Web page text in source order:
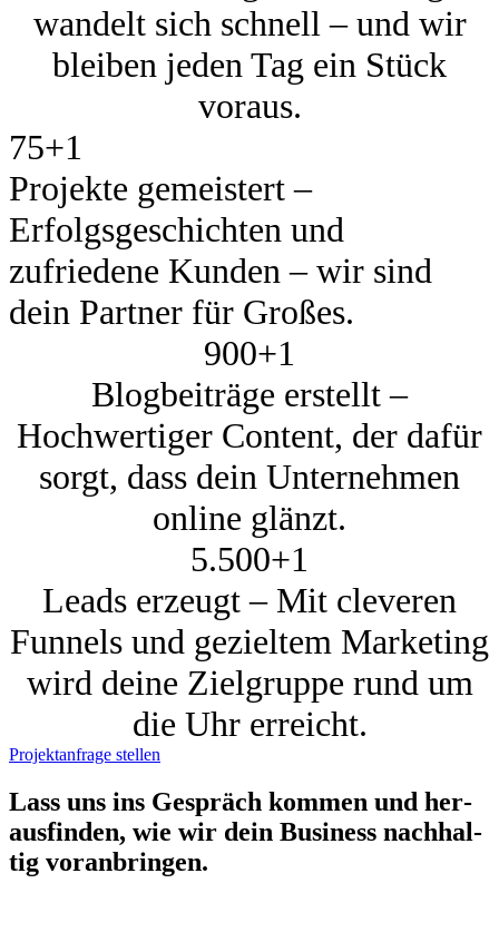
wandelt sich schnell – und wir
bleiben jeden Tag ein Stück
voraus.
75+1
Projekte gemeistert –
Erfolgsgeschichten und
zufriedene Kunden – wir sind
dein Partner für Großes.
900+1
Blogbeiträge erstellt –
Hochwertiger Content, der dafür
sorgt, dass dein Unternehmen
online glänzt.
5.500+1
Leads erzeugt – Mit cleveren
Funnels und gezieltem Marketing
wird deine Zielgruppe rund um
die Uhr erreicht.
Projektanfrage stellen
Lass uns ins Gespräch kom­men und her­
aus­fin­den, wie wir dein Busi­ness nach­hal­
tig vor­an­brin­gen.